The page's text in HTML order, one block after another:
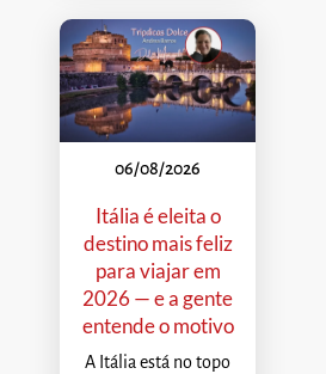
06/08/2026
Itália é eleita o
destino mais feliz
para viajar em
2026 — e a gente
entende o motivo
A Itália está no topo